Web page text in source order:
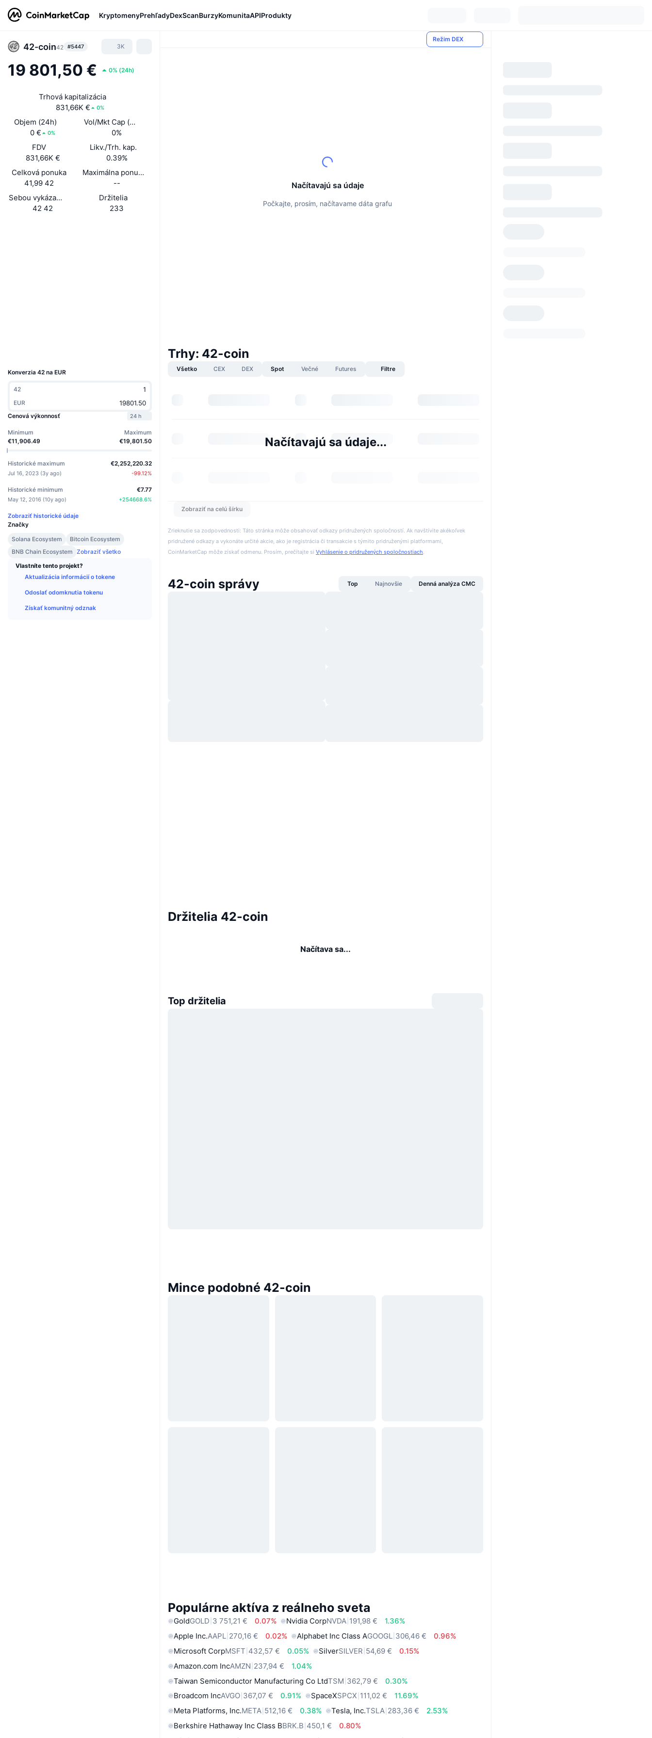
KryptomenyPrehľadyDexScanBurzyKomunitaAPIProdukty
42-coin42 #5447 3K
19 801,50 € 0% (24h)
Trhová kapitalizácia
831,66K €
0%
Objem (24h)
0 €
0%
Vol/Mkt Cap (24h)
0%
FDV
831,66K €
Likv./Trh. kap.
0.39%
Celková ponuka
41,99 42
Maximálna ponuka
--
Sebou vykázaná obehová ponuka
42 42
Držitelia
233
Konverzia 42 na EUR
42
EUR
Cenová výkonnosť
24 h
Minimum
€11,906.49
Maximum
€19,801.50
Historické maximum
Jul 16, 2023 (3y ago)
€2,252,220.32
-99.12%
Historické minimum
May 12, 2016 (10y ago)
€7.77
+254668.6%
Zobraziť historické údaje
Značky
Solana Ecosystem
Bitcoin Ecosystem
BNB Chain Ecosystem Zobraziť všetko
Vlastníte tento projekt?
Aktualizácia informácií o tokene
Odoslať odomknutia tokenu
Získať komunitný odznak
Režim DEX
Načítavajú sa údaje
Počkajte, prosím, načítavame dáta grafu
Trhy: 42-coin
Všetko CEX DEX Spot Večné Futures Filtre
Načítavajú sa údaje...
Zobraziť na celú šírku
Zrieknutie sa zodpovednosti: Táto stránka môže obsahovať odkazy pridružených spoločností. Ak navštívite akékoľvek
pridružené odkazy a vykonáte určité akcie, ako je registrácia či transakcie s týmito pridruženými platformami,
CoinMarketCap môže získať odmenu. Prosím, prečítajte si Vyhlásenie o pridružených spoločnostiach.
42-coin správy Top Najnovšie Denná analýza CMC
Držitelia 42-coin
Načítava sa...
Top držitelia
Mince podobné 42-coin
Populárne aktíva z reálneho sveta
GoldGOLD 3 751,21 € 0.07% Nvidia CorpNVDA 191,98 €
1.36%
Apple Inc.AAPL 270,16 € 0.02% Alphabet Inc Class AGOOGL 306,46 €
0.96%
Microsoft CorpMSFT 432,57 € 0.05% SilverSILVER 54,69 €
0.15%
Amazon.com IncAMZN 237,94 €
1.04%
Taiwan Semiconductor Manufacturing Co LtdTSM 362,79 €
0.30%
Broadcom IncAVGO 367,07 € 0.91% SpaceXSPCX 111,02 €
11.69%
Meta Platforms, Inc.META 512,16 € 0.38% Tesla, Inc.TSLA 283,36 €
2.53%
Berkshire Hathaway Inc Class BBRK.B 450,1 €
0.80%